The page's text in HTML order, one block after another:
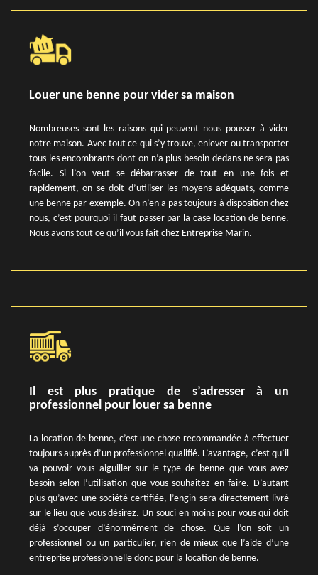
Louer une benne pour vider sa maison
Nombreuses sont les raisons qui peuvent nous pousser à vider
notre maison. Avec tout ce qui s’y trouve, enlever ou transporter
tous les encombrants dont on n’a plus besoin dedans ne sera pas
facile. Si l’on veut se débarrasser de tout en une fois et
rapidement, on se doit d’utiliser les moyens adéquats, comme
une benne par exemple. On n’en a pas toujours à disposition chez
nous, c’est pourquoi il faut passer par la case location de benne.
Nous avons tout ce qu’il vous fait chez Entreprise Marin.
Il est plus pratique de s’adresser à un
professionnel pour louer sa benne
La location de benne, c’est une chose recommandée à effectuer
toujours auprès d’un professionnel qualifié. L’avantage, c’est qu’il
va pouvoir vous aiguiller sur le type de benne que vous avez
besoin selon l’utilisation que vous souhaitez en faire. D’autant
plus qu’avec une société certifiée, l’engin sera directement livré
sur le lieu que vous désirez. Un souci en moins pour vous qui doit
déjà s’occuper d’énormément de chose. Que l’on soit un
professionnel ou un particulier, rien de mieux que l’aide d’une
entreprise professionnelle donc pour la location de benne.